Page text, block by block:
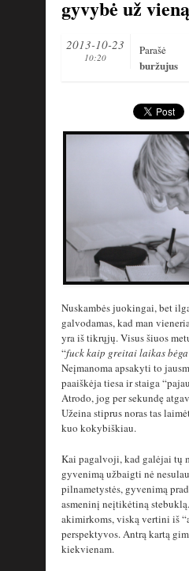
gyvybė už
2013-10-23
10:20
Parašė
buržujus
Nuskambės juokingai, bet
galvodamas, kad man
yra iš tikrųjų. Visus šiuos
“fuck kaip greitai laikas
Neįmanoma apsakyti to
paaiškėja tiesa ir staiga
Atrodo, jog per sekundę
Užeina stiprus noras tas
kuo kokybiškiau.
Kai pagalvoji, kad galėjai tų
gyvenimą užbaigti nė
pilnametystės, gyvenimą
asmeninį neįtikėtiną
akimirkoms, viską vertini iš
perspektyvos. Antrą kartą
kiekvienam.